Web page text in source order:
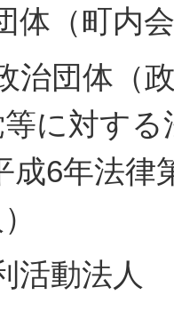
体（町内
治団体（
に対す
成6年法律
活動法人